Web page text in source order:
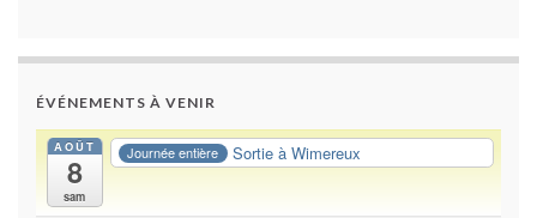
ÉVÉNEMENTS À VENIR
AOÛT
8
sam
Journée entière Sortie à Wimereux